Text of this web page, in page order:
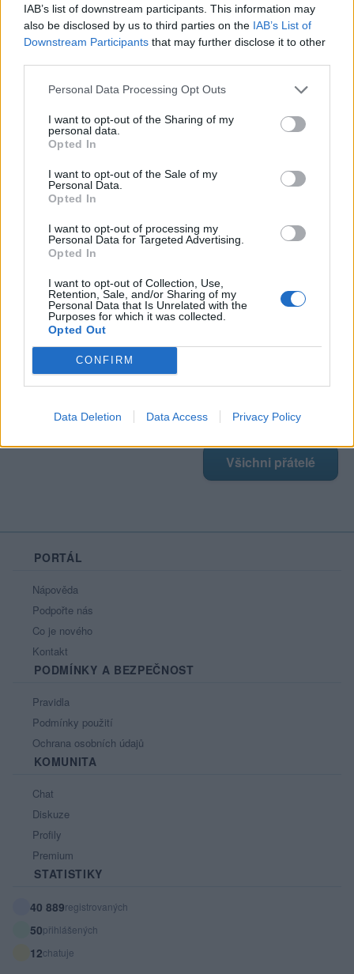
IAB’s list of downstream participants. This information may
also be disclosed by us to third parties on the IAB’s List of
Downstream Participants that may further disclose it to other
Personal Data Processing Opt Outs
I want to opt-out of the Sharing of my
personal data.
Opted In
I want to opt-out of the Sale of my
Personal Data.
Opted In
I want to opt-out of processing my
Personal Data for Targeted Advertising.
Opted In
I want to opt-out of Collection, Use,
Retention, Sale, and/or Sharing of my
Personal Data that Is Unrelated with the
Purposes for which it was collected.
Opted Out
CONFIRM
Data Deletion Data Access Privacy Policy
Kontakt
Napsat uživateli vzkaz
Informace o profilu a chatu
Registrace od: 02.05.2015 00:55
Naposledy aktivní: 07.07.2024 19:25
Prochatováno
Profil zobrazen : 39x
Sledované diskuze
Informace pro uživatele
Moji nejnovější přátelé
Kamarádka:MrsOwl
Říká o mně:
Všichni přátelé
PORTÁL
Nápověda
Podpořte nás
Co je nového
Kontakt
PODMÍNKY A BEZPEČNOST
Pravidla
Podmínky použití
Ochrana osobních údajů
KOMUNITA
Chat
Diskuze
Profily
Premium
STATISTIKY
40 889registrovaných
50přihlášených
12chatuje